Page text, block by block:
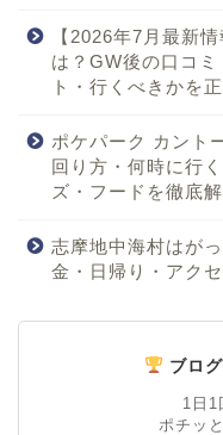
【2026年7月最新
は？GW後の口コ
ト・行くべきかを
ポケパーク カント
回り方・何時に行
ズ・フードを徹底
志摩地中海村はが
金・日帰り・アク
ブロ
1日1
ポチッ